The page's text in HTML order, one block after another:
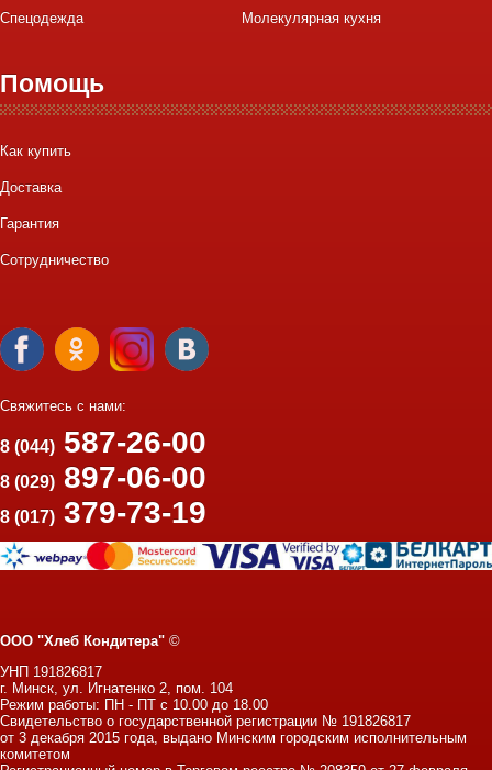
Спецодежда Молекулярная кухня
Помощь
Как купить
Доставка
Гарантия
Сотрудничество
Свяжитесь с нами:
8 (044) 587-26-00
8 (029) 897-06-00
8 (017) 379-73-19
ООО "Хлеб Кондитера" ©
УНП 191826817
г. Минск, ул. Игнатенко 2, пом. 104
Режим работы: ПН - ПТ с 10.00 до 18.00
Свидетельство о государственной регистрации № 191826817
от 3 декабря 2015 года, выдано Минским городским исполнительным
комитетом